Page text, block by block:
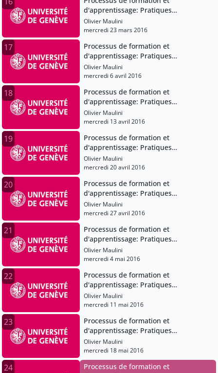
d'apprentissage: Pratiques
pédagogiques et institutions scolaires
Olivier Maulini
mercredi 23 mars 2016
17
Processus de formation et
d'apprentissage: Pratiques
pédagogiques et institutions scolaires
Olivier Maulini
mercredi 6 avril 2016
18
Processus de formation et
d'apprentissage: Pratiques
pédagogiques et institutions scolaires
Olivier Maulini
mercredi 13 avril 2016
19
Processus de formation et
d'apprentissage: Pratiques
pédagogiques et institutions scolaires
Olivier Maulini
mercredi 20 avril 2016
20
Processus de formation et
d'apprentissage: Pratiques
pédagogiques et institutions scolaires
Olivier Maulini
mercredi 27 avril 2016
21
Processus de formation et
d'apprentissage: Pratiques
pédagogiques et institutions scolaires
Olivier Maulini
mercredi 4 mai 2016
22
Processus de formation et
d'apprentissage: Pratiques
pédagogiques et institutions scolaires
Olivier Maulini
mercredi 11 mai 2016
23
Processus de formation et
d'apprentissage: Pratiques
pédagogiques et institutions scolaires
Olivier Maulini
mercredi 18 mai 2016
24
Processus de formation et